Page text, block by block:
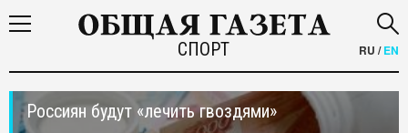
СПОРТ RU /EN
Россиян будут «лечить гвоздями»